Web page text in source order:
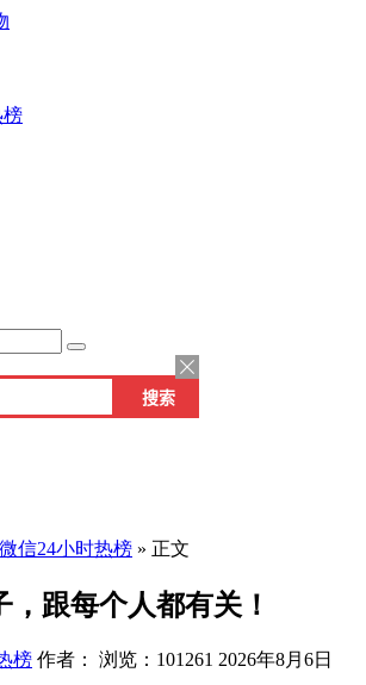
榜
微信24小时热榜 » 正文
跟每个人都有关！
榜 作者： 浏览：101261 2026年8月6日